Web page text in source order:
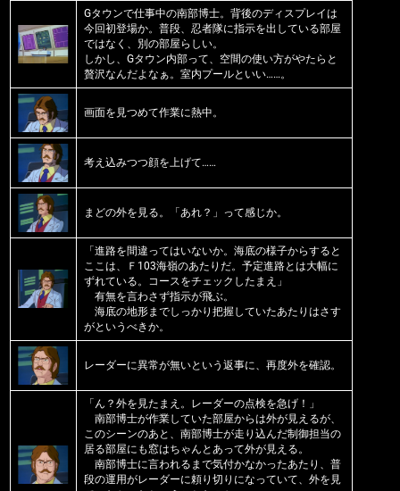
Gタウンで仕事中の南部博士。背後のディスプレイは
今回初登場か。普段、忍者隊に指示を出している部屋
ではなく、別の部屋らしい。
しかし、Gタウン内部って、空間の使い方がやたらと
贅沢なんだよなぁ。室内プールといい……。
画面を見つめて作業に熱中。
考え込みつつ顔を上げて……
まどの外を見る。「あれ？」って感じか。
「進路を間違ってはいないか。海底の様子からすると
ここは、Ｆ103海嶺のあたりだ。予定進路とは大幅に
ずれている。コースをチェックしたまえ」
有無を言わさず指示が飛ぶ。
海底の地形までしっかり把握していたあたりはさす
がというべきか。
レーダーに異常が無いという返事に、再度外を確認。
「ん？外を見たまえ。レーダーの点検を急げ！」
南部博士が作業していた部屋からは外が見えるが、
このシーンのあと、南部博士が走り込んだ制御担当の
居る部屋にも窓はちゃんとあって外が見える。
南部博士に言われるまで気付かなかったあたり、普
段の運用がレーダーに頼り切りになっていて、外を見